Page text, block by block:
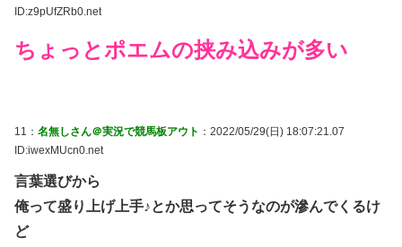
ID:z9pUfZRb0.net
ちょっとポエムの挟み込みが多い
11： 名無しさん＠実況で競馬板アウト ：2022/05/29(日) 18:07:21.07
ID:iwexMUcn0.net
言葉選びから
俺って盛り上げ上手♪とか思ってそうなのが滲んでくるけ
ど